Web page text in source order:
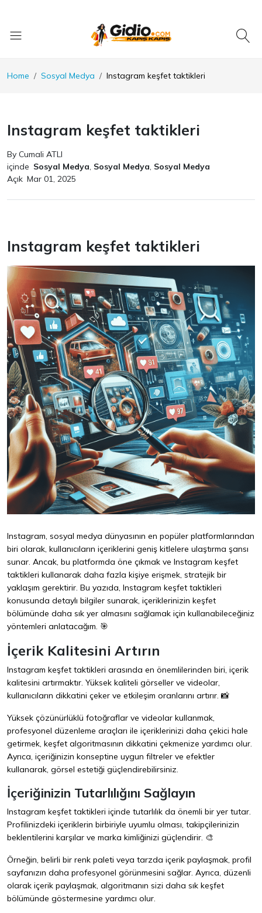
Home Sosyal Medya Instagram keşfet taktikleri
Instagram keşfet taktikleri
By Cumali ATLI
içinde Sosyal Medya, Sosyal Medya, Sosyal Medya
Açık Mar 01, 2025
Instagram keşfet taktikleri
Instagram, sosyal medya dünyasının en popüler platformlarından
biri olarak, kullanıcıların içeriklerini geniş kitlelere ulaştırma şansı
sunar. Ancak, bu platformda öne çıkmak ve Instagram keşfet
taktikleri kullanarak daha fazla kişiye erişmek, stratejik bir
yaklaşım gerektirir. Bu yazıda, Instagram keşfet taktikleri
konusunda detaylı bilgiler sunarak, içeriklerinizin keşfet
bölümünde daha sık yer almasını sağlamak için kullanabileceğiniz
yöntemleri anlatacağım. 🎯
İçerik Kalitesini Artırın
Instagram keşfet taktikleri arasında en önemlilerinden biri, içerik
kalitesini artırmaktır. Yüksek kaliteli görseller ve videolar,
kullanıcıların dikkatini çeker ve etkileşim oranlarını artırır. 📸
Yüksek çözünürlüklü fotoğraflar ve videolar kullanmak,
profesyonel düzenleme araçları ile içeriklerinizi daha çekici hale
getirmek, keşfet algoritmasının dikkatini çekmenize yardımcı olur.
Ayrıca, içeriğinizin konseptine uygun filtreler ve efektler
kullanarak, görsel estetiği güçlendirebilirsiniz.
İçeriğinizin Tutarlılığını Sağlayın
Instagram keşfet taktikleri içinde tutarlılık da önemli bir yer tutar.
Profilinizdeki içeriklerin birbiriyle uyumlu olması, takipçilerinizin
beklentilerini karşılar ve marka kimliğinizi güçlendirir. 🎨
Örneğin, belirli bir renk paleti veya tarzda içerik paylaşmak, profil
sayfanızın daha profesyonel görünmesini sağlar. Ayrıca, düzenli
olarak içerik paylaşmak, algoritmanın sizi daha sık keşfet
bölümünde göstermesine yardımcı olur.